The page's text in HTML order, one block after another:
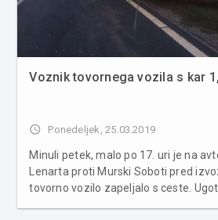
Voznik tovornega vozila s kar
access_time Ponedeljek, 25.03.2019
Minuli petek, malo po 17. uri je na
Lenarta proti Murski Soboti pred
tovorno vozilo zapeljalo s ceste.